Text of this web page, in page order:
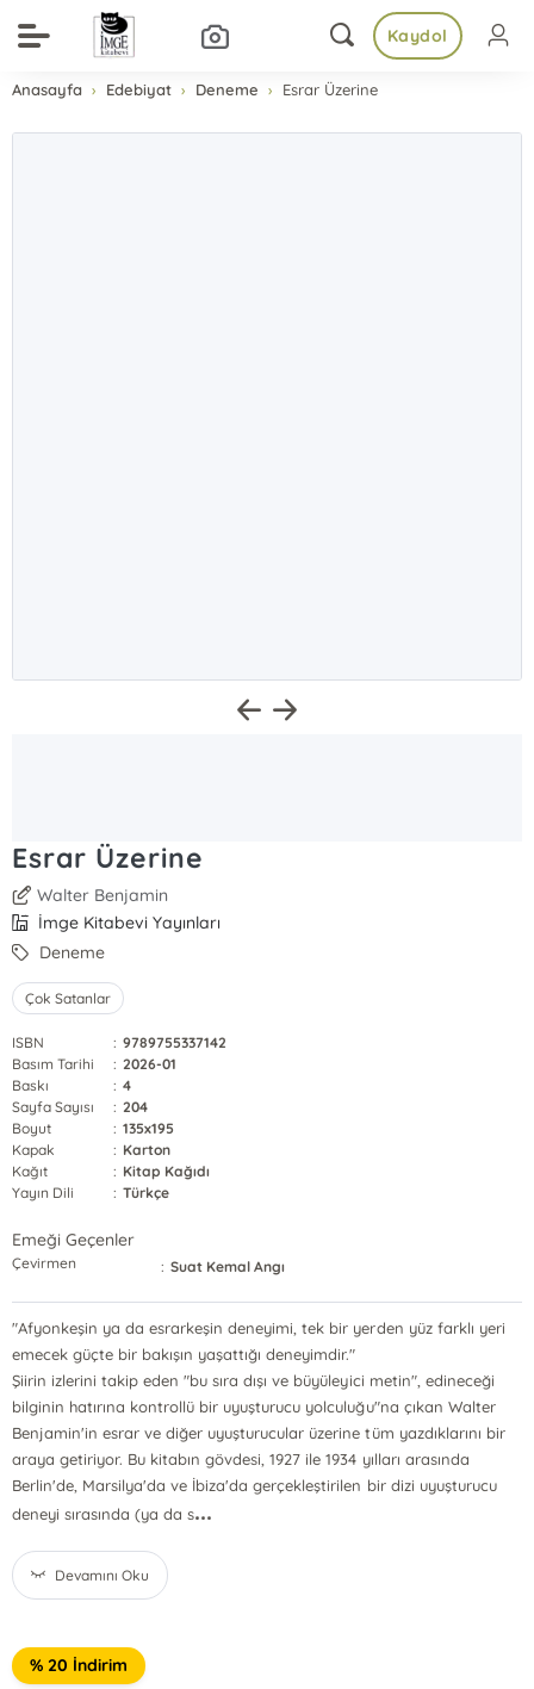
Kaydol
Anasayfa Edebiyat Deneme Esrar Üzerine
Esrar Üzerine
Walter Benjamin
İmge Kitabevi Yayınları
Deneme
Çok Satanlar
ISBN : 9789755337142
Basım Tarihi
: 2026-01
Baskı
: 4
Sayfa Sayısı
: 204
Boyut
: 135x195
Kapak
: Karton
Kağıt
: Kitap Kağıdı
Yayın Dili
: Türkçe
Emeği Geçenler
Çevirmen : Suat Kemal Angı
"Afyonkeşin ya da esrarkeşin deneyimi, tek bir yerden yüz farklı yeri
emecek güçte bir bakışın yaşattığı deneyimdir."
Şiirin izlerini takip eden "bu sıra dışı ve büyüleyici metin", edineceği
bilginin hatırına kontrollü bir uyuşturucu yolculuğu"na çıkan Walter
Benjamin'in esrar ve diğer uyuşturucular üzerine tüm yazdıklarını bir
araya getiriyor. Bu kitabın gövdesi, 1927 ile 1934 yılları arasında
Berlin'de, Marsilya'da ve İbiza'da gerçekleştirilen bir dizi uyuşturucu
deneyi sırasında (ya da s...
Devamını Oku
% 20 İndirim